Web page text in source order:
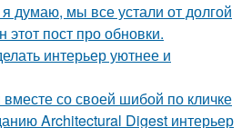
думаю, мы все устали от долгой
пост про обновки.
интерьер уютнее и
со своей шибой по кличке
Architectural Digest интерьер